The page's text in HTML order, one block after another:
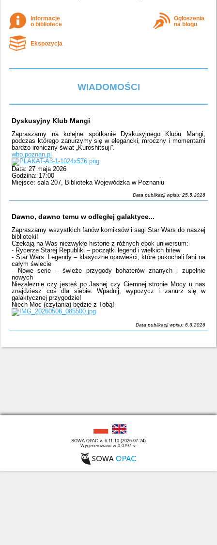
Informacje
o bibliotece
Ogłoszenia
na blogu
Ekspozycja
WIADOMOŚCI
Dyskusyjny Klub Mangi
Zapraszamy na kolejne spotkanie Dyskusyjnego Klubu Mangi,
podczas którego zanurzymy się w elegancki, mroczny i momentami
bardzo ironiczny świat „Kuroshitsuji”.
wbp.poznan.pl
Data: 27 maja 2026
Godzina: 17:00
Miejsce: sala 207, Biblioteka Wojewódzka w Poznaniu
Data publikacji wpisu: 25.5.2026
Dawno, dawno temu w odległej galaktyce...
Zapraszamy wszystkich fanów komiksów i sagi Star Wars do naszej
biblioteki!
Czekają na Was niezwykłe historie z różnych epok uniwersum:
- Rycerze Starej Republiki – początki legend i wielkich bitew
- Star Wars: Legendy – klasyczne opowieści, które pokochali fani na
całym świecie
- Nowe serie – świeże przygody bohaterów znanych i zupełnie
nowych
Niezależnie czy jesteś po Jasnej czy Ciemnej stronie Mocy u nas
znajdziesz coś dla siebie. Wpadnij, wypożycz i zanurz się w
galaktycznej przygodzie!
Niech Moc (czytania) będzie z Tobą!
Data publikacji wpisu: 6.5.2026
SOWA OPAC v. 6.11.10 (2026-07-24)
Wygenerowano w 0,0797 s.